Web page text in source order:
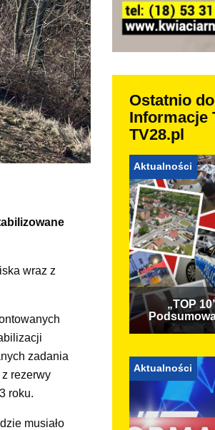
wraz z
zadania
rezerwy
roku.
musiało
Ostatnio
Informacje
TV28.pl
Aktualności
„TOP
Aktualności